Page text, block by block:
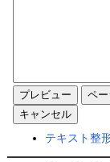
テキスト整